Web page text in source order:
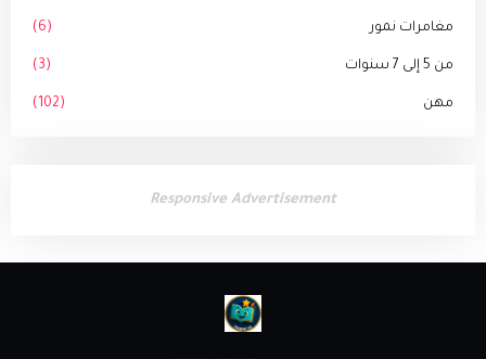
مغامرات نمور (6)
من 5 إلى 7 سنوات (3)
مهن (102)
Responsive Advertisement